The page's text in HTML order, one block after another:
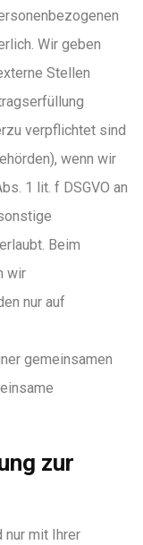
Wir geben
Stellen
verpflichtet sind
wenn wir
1 lit. f DSGVO an
Beim
wir
nur auf
gemeinsamen
zur
nur mit Ihrer